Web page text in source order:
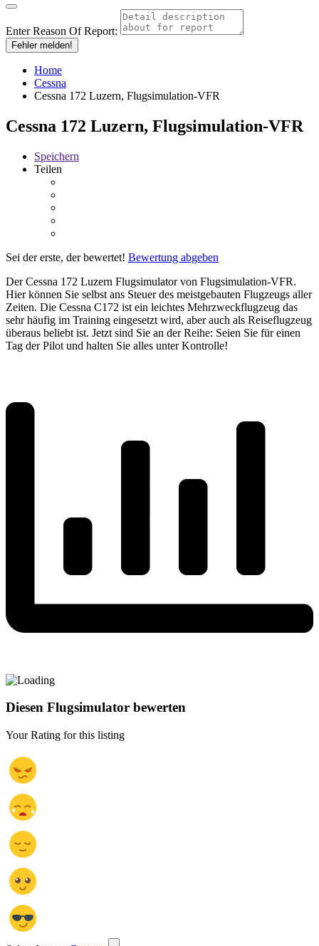
Enter Reason Of Report:
Fehler melden!
Home
Cessna
Cessna 172 Luzern, Flugsimulation-VFR
Cessna 172 Luzern, Flugsimulation-VFR
Speichern
Teilen
Sei der erste, der bewertet! Bewertung abgeben
Der Cessna 172 Luzern Flugsimulator von Flugsimulation-VFR.
Hier können Sie selbst ans Steuer des meistgebauten Flugzeugs aller
Zeiten. Die Cessna C172 ist ein leichtes Mehrzweckflugzeug das
sehr häufig im Training eingesetzt wird, aber auch als Reiseflugzeug
überaus beliebt ist. Jetzt sind Sie an der Reihe: Seien Sie für einen
Tag der Pilot und halten Sie alles unter Kontrolle!
Diesen Flugsimulator bewerten
Your Rating for this listing